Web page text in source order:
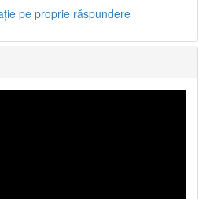
pe proprie răspundere